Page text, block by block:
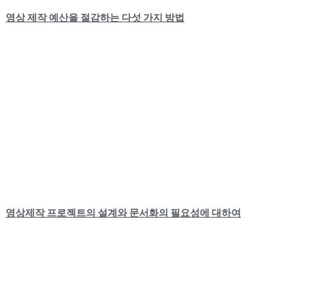
영상 제작 예산을 절감하는 다섯 가지 방법
영상제작 프로젝트의 설계와 문서화의 필요성에 대하여